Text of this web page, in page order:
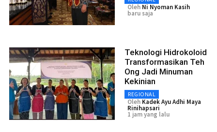
Oleh Ni Nyoman Kasih
baru saja
Teknologi Hidrokoloid
Transformasikan Teh
Ong Jadi Minuman
Kekinian
REGIONAL
Oleh Kadek Ayu Adhi Maya
Rinihapsari
1 jam yang lalu